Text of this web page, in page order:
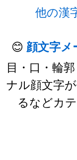
他の漢
😊 顔文字メ
目・口・輪
ナル顔文字
るなどカ